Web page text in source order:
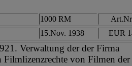
1000 RM
15.Nov. 1938 EUR
Verwaltung der der Firma
Filmlizenzrechte von Filmen der